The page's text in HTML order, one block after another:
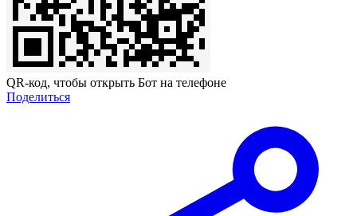
QR-код, чтобы открыть Бот на телефоне
Поделиться